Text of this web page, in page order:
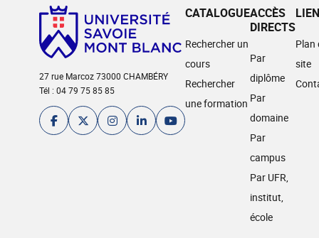
27 rue Marcoz 73000 CHAMBÉRY
Tél : 04 79 75 85 85
CATALOGUE
Rechercher un
cours
Rechercher
une formation
ACCÈS
DIRECTS
Par
diplôme
Par
domaine
Par
campus
Par UFR,
institut,
école
Plan
site